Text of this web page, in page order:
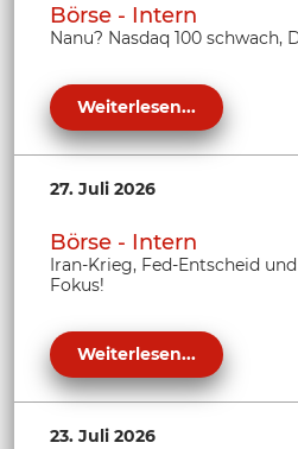
Börse - Intern
Nanu? Nasdaq 100 schwach,
Weiterlesen...
27. Juli 2026
Börse - Intern
Iran-Krieg, Fed-Entscheid
Fokus!
Weiterlesen...
23. Juli 2026